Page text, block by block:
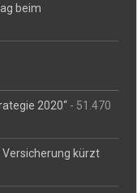
beim
2020“ - 51.470
Versicherung kürzt